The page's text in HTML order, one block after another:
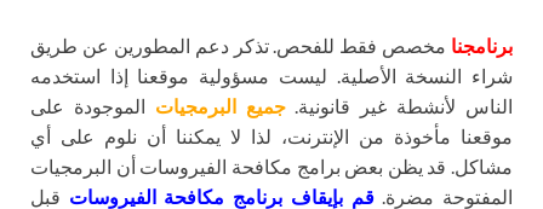
برنامجنا مخصص فقط للفحص. تذكر دعم المطورين عن طريق
شراء النسخة الأصلية. ليست مسؤولية موقعنا إذا استخدمه
الناس لأنشطة غير قانونية.جميع البرمجيات الموجودة على
موقعنا مأخوذة من الإنترنت، لذا لا يمكننا أن نلوم على أي
مشاكل. قد يظن بعض برامج مكافحة الفيروسات أن البرمجيات
المفتوحة مضرة.قم بإيقاف برنامج مكافحة الفيروسات قبل